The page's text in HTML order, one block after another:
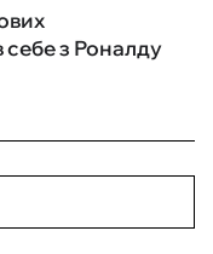
себе з Роналду